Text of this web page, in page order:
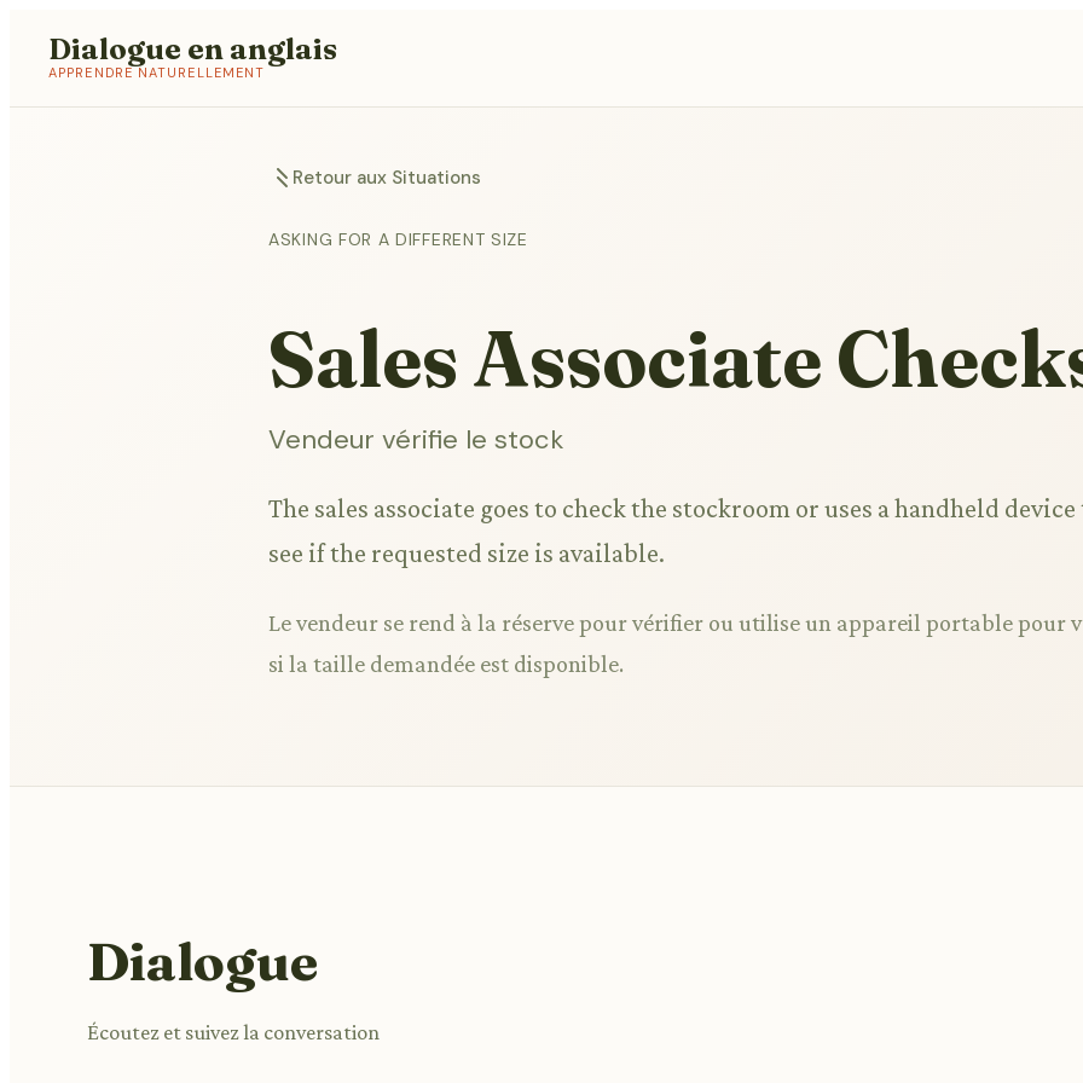
Dialogue en anglais
APPRENDRE NATURELLEMENT
Retour aux Situations
ASKING FOR A DIFFERENT SIZE
Sales Associate
Vendeur vérifie le stock
The sales associate goes to check the stockroom or uses a handheld device
see if the requested size is available.
Le vendeur se rend à la réserve pour vérifier ou utilise un appareil portable pour
si la taille demandée est disponible.
Dialogue
Écoutez et suivez la conversation